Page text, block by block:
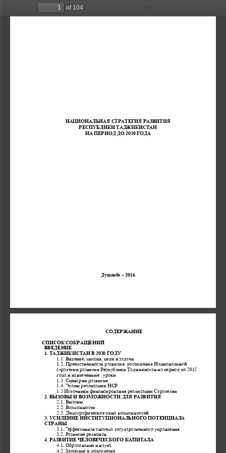
Find
of 104
Zoom
НАЦИОНАЛЬНАЯ СТРАТЕГИЯ РАЗВИТИЯ
РЕСПУБЛИКИ ТАДЖИКИСТАН
НА ПЕРИОД ДО 2030 ГОДА
Душанбе –2016
СОДЕРЖАНИЕ
СПИСОК СОКРАЩЕНИЙ
ВВЕДЕНИЕ
1. ТАДЖИКИСТАН В 2030 ГОДУ
1.1. Видение, миссия, цели и задачи
1.2. Преемственность развития: достижения Национальной
стратегии развития Республики Таджикистан на период до 2015
года и извлеченные
уроки
1.3. Сценарии развития
1.4. Этапы реализации НСР
1.5 Источники финансирования реализации Стратегии
2. ВЫЗОВЫ И ВОЗМОЖНОСТИ ДЛЯ РАЗВИТИЯ
2.1. Вызовы
2.2. Возможности
2.3. Демографическое окно возможностей
3. УСИЛЕНИЕ ИНСТИТУЦИОНАЛЬНОГО ПОТЕНЦИАЛА
СТРАНЫ
3.1. Эффективная система государственного управления
3.2. Развитие регионов
4. РАЗВИТИЕ ЧЕЛОВЕЧЕСКОГО КАПИТАЛА
4.1. Образование и наука
4.2. Здоровье и долголетие